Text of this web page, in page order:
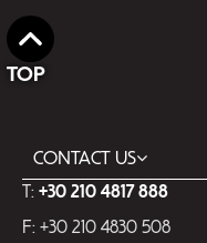
TOP
CONTACT US
T: +30 210 4817 888
F: +30 210 4830 508